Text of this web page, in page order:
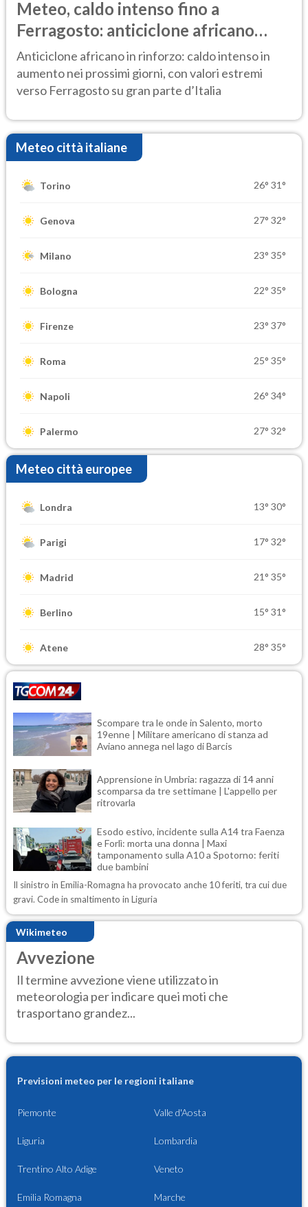
Meteo, caldo intenso fino a
Ferragosto: anticiclone africano
ancora protagonista
Anticiclone africano in rinforzo: caldo intenso in
aumento nei prossimi giorni, con valori estremi
verso Ferragosto su gran parte d’Italia
Meteo città italiane
Torino 26° 31°
Genova 27° 32°
Milano 23° 35°
Bologna 22° 35°
Firenze 23° 37°
Roma 25° 35°
Napoli 26° 34°
Palermo 27° 32°
Meteo città europee
Londra 13° 30°
Parigi 17° 32°
Madrid 21° 35°
Berlino 15° 31°
Atene 28° 35°
Scompare tra le onde in Salento, morto
19enne | Militare americano di stanza ad
Aviano annega nel lago di Barcis
Apprensione in Umbria: ragazza di 14 anni
scomparsa da tre settimane | L'appello per
ritrovarla
Esodo estivo, incidente sulla A14 tra Faenza
e Forlì: morta una donna | Maxi
tamponamento sulla A10 a Spotorno: feriti
due bambini
Il sinistro in Emilia-Romagna ha provocato anche 10 feriti, tra cui due
gravi. Code in smaltimento in Liguria
Wikimeteo
Avvezione
Il termine avvezione viene utilizzato in
meteorologia per indicare quei moti che
trasportano grandez...
Previsioni meteo per le regioni italiane
Piemonte Valle d'Aosta
Liguria Lombardia
Trentino Alto Adige Veneto
Emilia Romagna Marche